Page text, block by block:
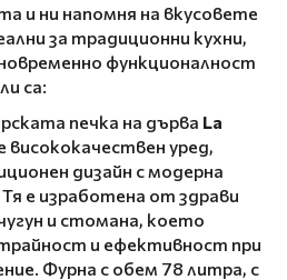
и ни напомня на вкусовете
за традиционни кухни,
функционалност
са:
печка на дърва La
висококачествен уред,
дизайн с модерна
е изработена от здрави
и стомана, което
и ефективност при
Фурна с обем 78 литра, с